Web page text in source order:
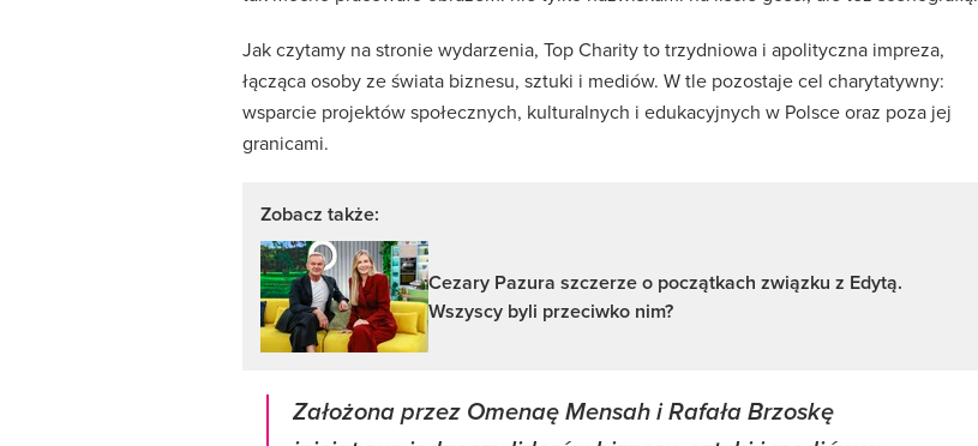
Jak czytamy na stronie wydarzenia, Top Charity to trzydniowa i apolityczna impreza,
łącząca osoby ze świata biznesu, sztuki i mediów. W tle pozostaje cel charytatywny:
wsparcie projektów społecznych, kulturalnych i edukacyjnych w Polsce oraz poza jej
granicami.
Zobacz także:
Cezary Pazura szczerze o początkach związku z Edytą.
Wszyscy byli przeciwko nim?
Założona przez Omenaę Mensah i Rafała Brzoskę